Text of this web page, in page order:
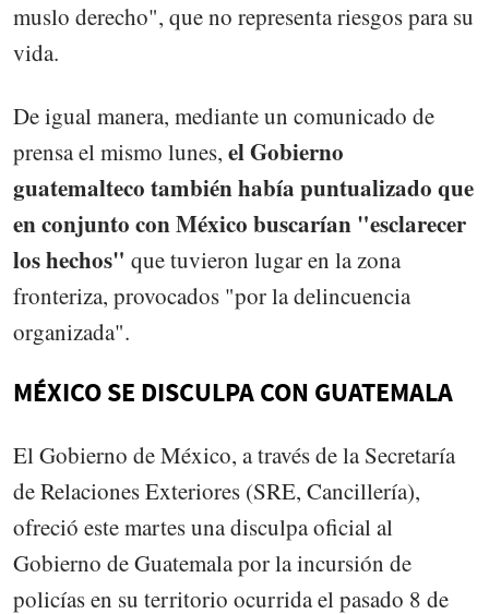
muslo derecho", que no representa riesgos para su
vida.
De igual manera, mediante un comunicado de
prensa el mismo lunes, el Gobierno
guatemalteco también había puntualizado que
en conjunto con México buscarían "esclarecer
los hechos" que tuvieron lugar en la zona
fronteriza, provocados "por la delincuencia
organizada".
MÉXICO SE DISCULPA CON GUATEMALA
El Gobierno de México, a través de la Secretaría
de Relaciones Exteriores (SRE, Cancillería),
ofreció este martes una disculpa oficial al
Gobierno de Guatemala por la incursión de
policías en su territorio ocurrida el pasado 8 de